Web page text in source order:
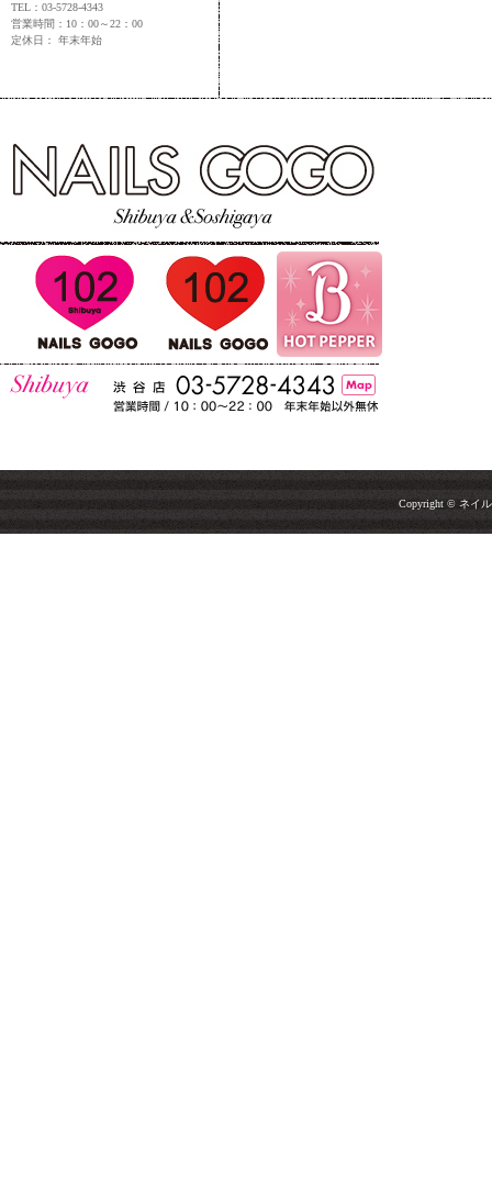
TEL：03-5728-4343
営業時間：10：00～22：00
定休日： 年末年始
Copyright © ネイル